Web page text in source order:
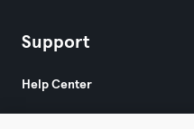
Support
Help Center